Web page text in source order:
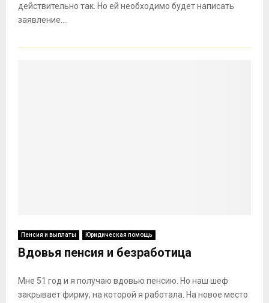
действительно так. Но ей необходимо будет написать
заявление....
Пенсия и выплаты Юридическая помощь
Вдовья пенсия и безработица
Мне 51 год и я получаю вдовью пенсию. Но наш шеф
закрывает фирму, на которой я работала. На новое место